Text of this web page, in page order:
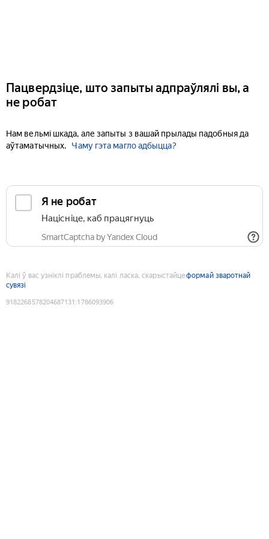
Пацвердзіце, што запыты адпраўлялі вы, а
не робат
Нам вельмі шкада, але запыты з вашай прылады падобныя да
аўтаматычных.
Чаму гэта магло адбыцца?
Я не робат
Націсніце, каб працягнуць
SmartCaptcha by Yandex Cloud
Калі ў вас узніклі праблемы, калі ласка, скарыстайцеформай зваротнай
сувязі
9182268578204687131 :1786093906